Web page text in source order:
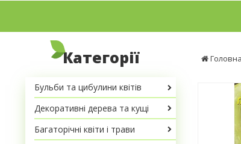
Головна
Категорії
Бульби та цибулини квітів
Декоративні дерева та кущі
Багаторічні квіти і трави